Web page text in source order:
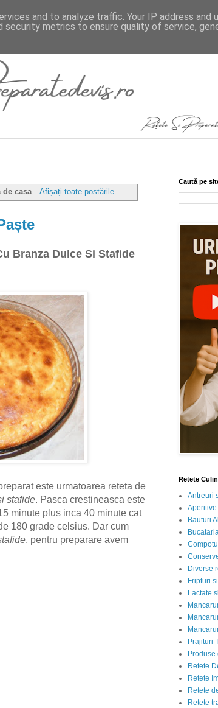
de casa. Afișați toate postările
Branza Dulce Si Stafide
este urmatoarea reteta de
stafide. Pasca crestineasca este
minute plus inca 40 minute cat
180 grade celsius. Dar cum
, pentru preparare avem
Caută pe
Retete
Antreuri
Bauturi
Diverse
Fripturi
Lactate
Prajituri
Produse
Retete
Retete
Retete
Retete
and to analyze traffic. Your IP address and
security metrics to ensure quality of service,